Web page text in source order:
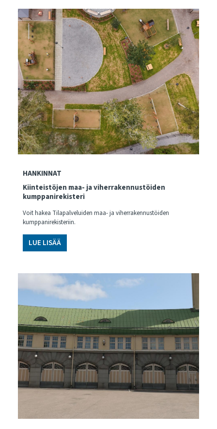
HANKINNAT
Kiinteistöjen maa- ja viherrakennustöiden
kumppanirekisteri
Voit hakea Tilapalveluiden maa- ja viherrakennustöiden
kumppanirekisteriin.
LUE LISÄÄ